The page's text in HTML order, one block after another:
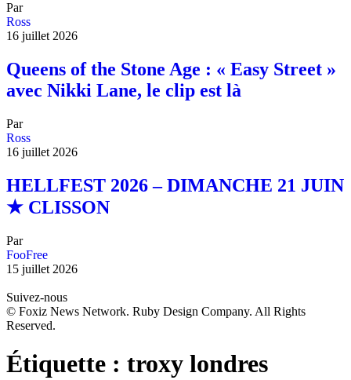
Par
Ross
16 juillet 2026
Queens of the Stone Age : « Easy Street »
avec Nikki Lane, le clip est là
Par
Ross
16 juillet 2026
HELLFEST 2026 – DIMANCHE 21 JUIN
★ CLISSON
Par
FooFree
15 juillet 2026
Suivez-nous
© Foxiz News Network. Ruby Design Company. All Rights
Reserved.
Étiquette : troxy londres